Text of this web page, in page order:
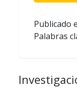
Publicado
Palabras